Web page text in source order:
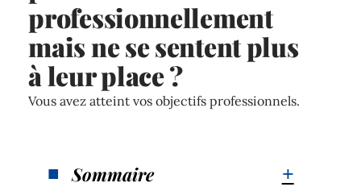
professionnellement
mais ne se sentent plus
à leur place ?
Vous avez atteint vos objectifs professionnels.
Sommaire